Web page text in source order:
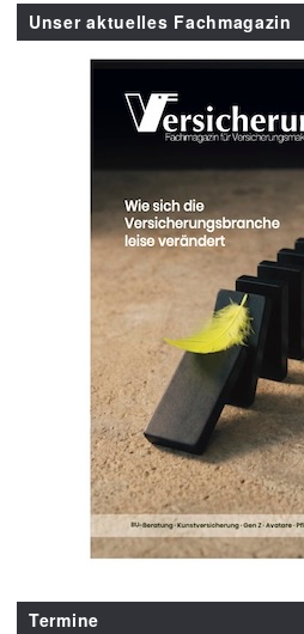
Unser aktuelles Fachmagazin
Termine